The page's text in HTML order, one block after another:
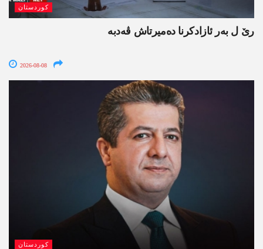
کوردستان
رێ ل بەر ئازادکرنا دەمیرتاش ڤەدبە
2026-08-08
کوردستان